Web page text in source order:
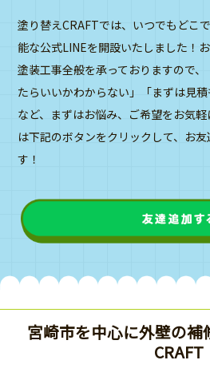
塗り替えCRAFTでは、いつでもどこ
能な公式LINEを開設いたしました！
塗装工事全般を承っておりますので
たらいいかわからない」「まずは見積
など、まずはお悩み、ご希望をお気
は下記のボタンをクリックして、お
す！
宮崎市を中心に外壁の補
CRAFT